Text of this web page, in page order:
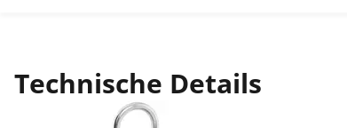
Technische Details